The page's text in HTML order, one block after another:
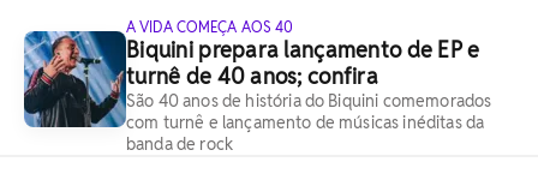
A VIDA COMEÇA AOS 40
Biquini prepara lançamento de EP e
turnê de 40 anos; confira
São 40 anos de história do Biquini comemorados
com turnê e lançamento de músicas inéditas da
banda de rock